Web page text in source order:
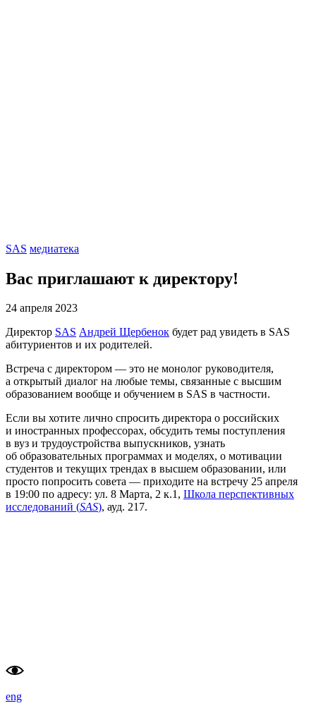
SAS медиатека
Вас приглашают к директору!
24 апреля 2023
Директор SAS Андрей Щербенок будет рад увидеть в SAS
абитуриентов и их родителей.
Встреча с директором — это не монолог руководителя,
а открытый диалог на любые темы, связанные с высшим
образованием вообще и обучением в SAS в частности.
Если вы хотите лично спросить директора о российских
и иностранных профессорах, обсудить темы поступления
в вуз и трудоустройства выпускников, узнать
об образовательных программах и моделях, о мотивации
студентов и текущих трендах в высшем образовании, или
просто попросить совета — приходите на встречу 25 апреля
в 19:00 по адресу: ул. 8 Марта, 2 к.1, Школа перспективных
исследований (SAS), ауд. 217.
eng